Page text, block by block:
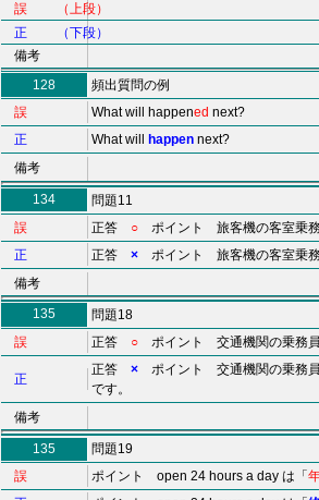
誤 （上段）
正 （下段）
備考
128
頻出質問の例
誤
What will happened next?
正
What will happen next?
備考
134
問題11
誤
正答 ○ ポイント 旅客機の客室乗務
正
正答 × ポイント 旅客機の客室乗
備考
135
問題18
誤
正答 ○ ポイント 交通機関の乗務員
正
正答 × ポイント 交通機関の乗務
です。
備考
135
問題19
誤
ポイント open 24 hours a day は「